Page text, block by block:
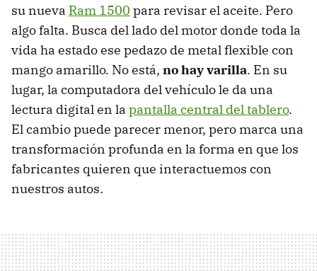
su nueva Ram 1500 para revisar el aceite. Pero
algo falta. Busca del lado del motor donde toda la
vida ha estado ese pedazo de metal flexible con
mango amarillo. No está, no hay varilla. En su
lugar, la computadora del vehículo le da una
lectura digital en la pantalla central del tablero.
El cambio puede parecer menor, pero marca una
transformación profunda en la forma en que los
fabricantes quieren que interactuemos con
nuestros autos.